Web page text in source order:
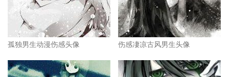
孤独男生动漫伤感头像 伤感凄凉古风男生头像